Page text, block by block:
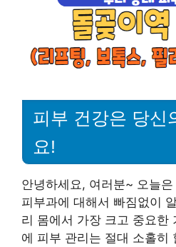
피부 건강은 당신
요!
안녕하세요, 여러분~ 오늘
피부과에 대해서 빠짐없이
리 몸에서 가장 크고 중요한
에 피부 관리는 절대 소홀히